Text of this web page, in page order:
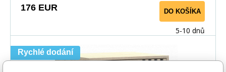
176 EUR DO KOŠÍKA
5-10 dnů
Rychlé dodání